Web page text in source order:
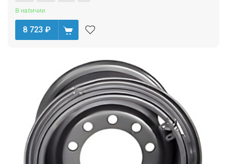
В наличии
8 723 ₽